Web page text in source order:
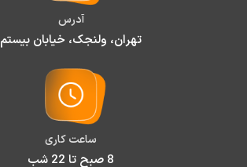
آدرس
تهران، ولنجک، خیابان بیستم
ساعت کاری
8 صبح تا 22 شب